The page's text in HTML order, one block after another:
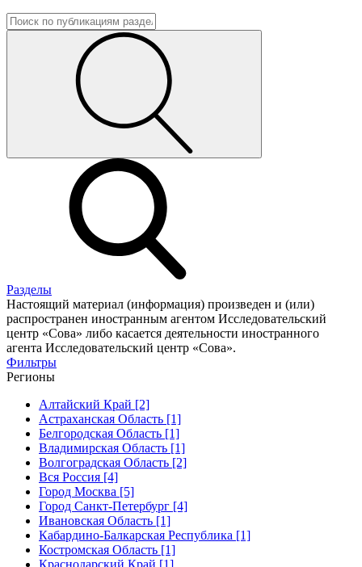
Разделы
Настоящий материал (информация) произведен и (или)
распространен иностранным агентом Исследовательский
центр «Сова» либо касается деятельности иностранного
агента Исследовательский центр «Сова».
Фильтры
Регионы
Алтайский Край [2]
Астраханская Область [1]
Белгородская Область [1]
Владимирская Область [1]
Волгоградская Область [2]
Вся Россия [4]
Город Москва [5]
Город Санкт-Петербург [4]
Ивановская Область [1]
Кабардино-Балкарская Республика [1]
Костромская Область [1]
Краснодарский Край [1]